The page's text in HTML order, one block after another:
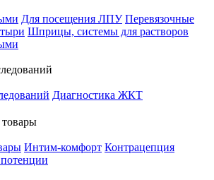
Для посещения ЛПУ Перевязочные
Шприцы, системы для растворов
Диагностика ЖКТ
Интим-комфорт Контрацепция